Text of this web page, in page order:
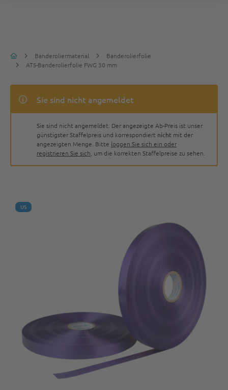
Banderoliermaterial
Banderolierfolie
ATS-Banderolierfolie FWG 30 mm
Sie sind nicht angemeldet
Sie sind nicht angemeldet. Der angezeigte Ab-Preis ist unser
günstigster Staffelpreis und korrespondiert nicht mit der
angezeigten Menge. Bitte loggen Sie sich ein oder
registrieren Sie sich , um die korrekten Staffelpreise zu sehen.
US